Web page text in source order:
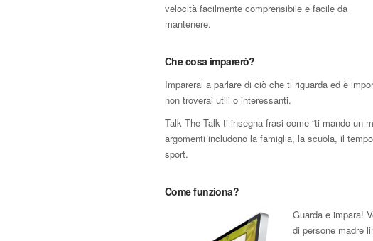
velocità facilmente comprensibile e facile da
mantenere.
Che cosa imparerò?
Imparerai a parlare di ciò che ti riguarda ed è
non troverai utili o interessanti.
Talk The Talk ti insegna frasi come “ti mando un
argomenti includono la famiglia, la scuola, il
sport.
Come funziona?
Guarda e impara!
di persone madre